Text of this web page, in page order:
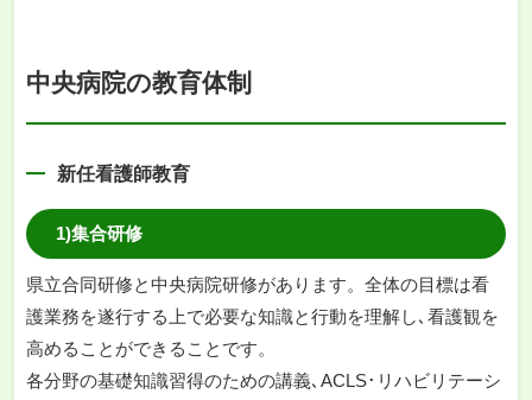
中央病院の教育体制
新任看護師教育
1)集合研修
県立合同研修と中央病院研修があります。全体の目標は看
護業務を遂行する上で必要な知識と行動を理解し､看護観を
高めることができることです。
各分野の基礎知識習得のための講義､ACLS･リハビリテーシ